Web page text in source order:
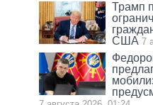
Трамп
США 7